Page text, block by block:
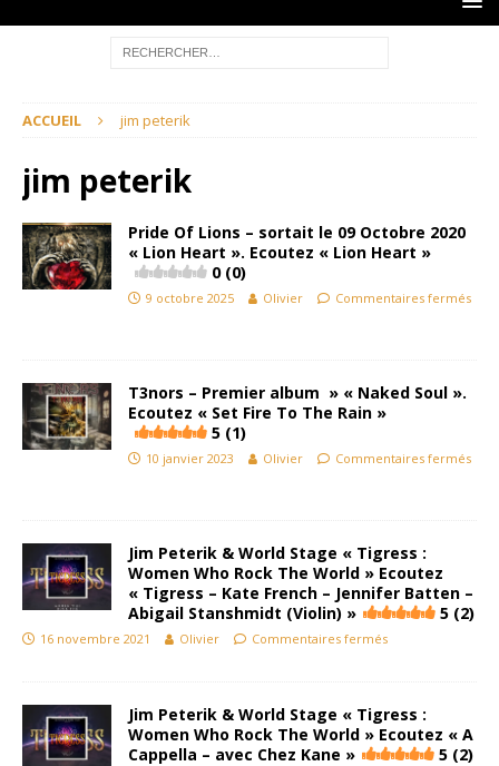
ACCUEIL jim peterik
jim peterik
Pride Of Lions – sortait le 09 Octobre 2020
« Lion Heart ». Ecoutez « Lion Heart »
0 (0)
9 octobre 2025 Olivier Commentaires fermés
T3nors – Premier album » « Naked Soul ».
Ecoutez « Set Fire To The Rain »
5 (1)
10 janvier 2023 Olivier Commentaires fermés
Jim Peterik & World Stage « Tigress :
Women Who Rock The World » Ecoutez
« Tigress – Kate French – Jennifer Batten –
Abigail Stanshmidt (Violin) »
5 (2)
16 novembre 2021 Olivier Commentaires fermés
Jim Peterik & World Stage « Tigress :
Women Who Rock The World » Ecoutez « A
Cappella – avec Chez Kane »
5 (2)